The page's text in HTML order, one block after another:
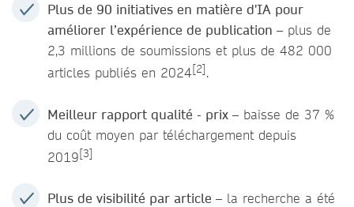
Plus de 90 initiatives en matière d'IA pour
améliorer l’expérience de publication – plus de
2,3 millions de soumissions et plus de 482 000
articles publiés en 2024[2].
Meilleur rapport qualité - prix – baisse de 37 %
du coût moyen par téléchargement depuis
2019[3]
Plus de visibilité par article – la recherche a été